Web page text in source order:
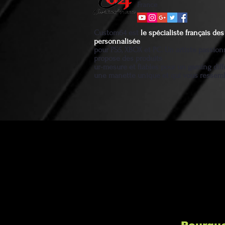
Custom64 est le spécialiste français
personnalisée
pour PS5, XBOX et PC. Un artiste
propose des produits
ur-mesure et fiables pour un gaming
une manette unique et qui vous